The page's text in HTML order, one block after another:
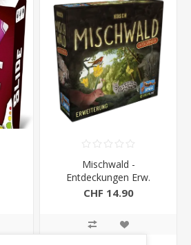
Mischwald -
Entdeckungen Erw.
CHF 14.90